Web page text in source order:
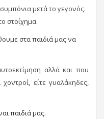
μετά το γεγονός.
στοίχημα.
στα παιδιά μας να
αλλά και που
είτε γυαλάκηδες,
παιδιά μας.